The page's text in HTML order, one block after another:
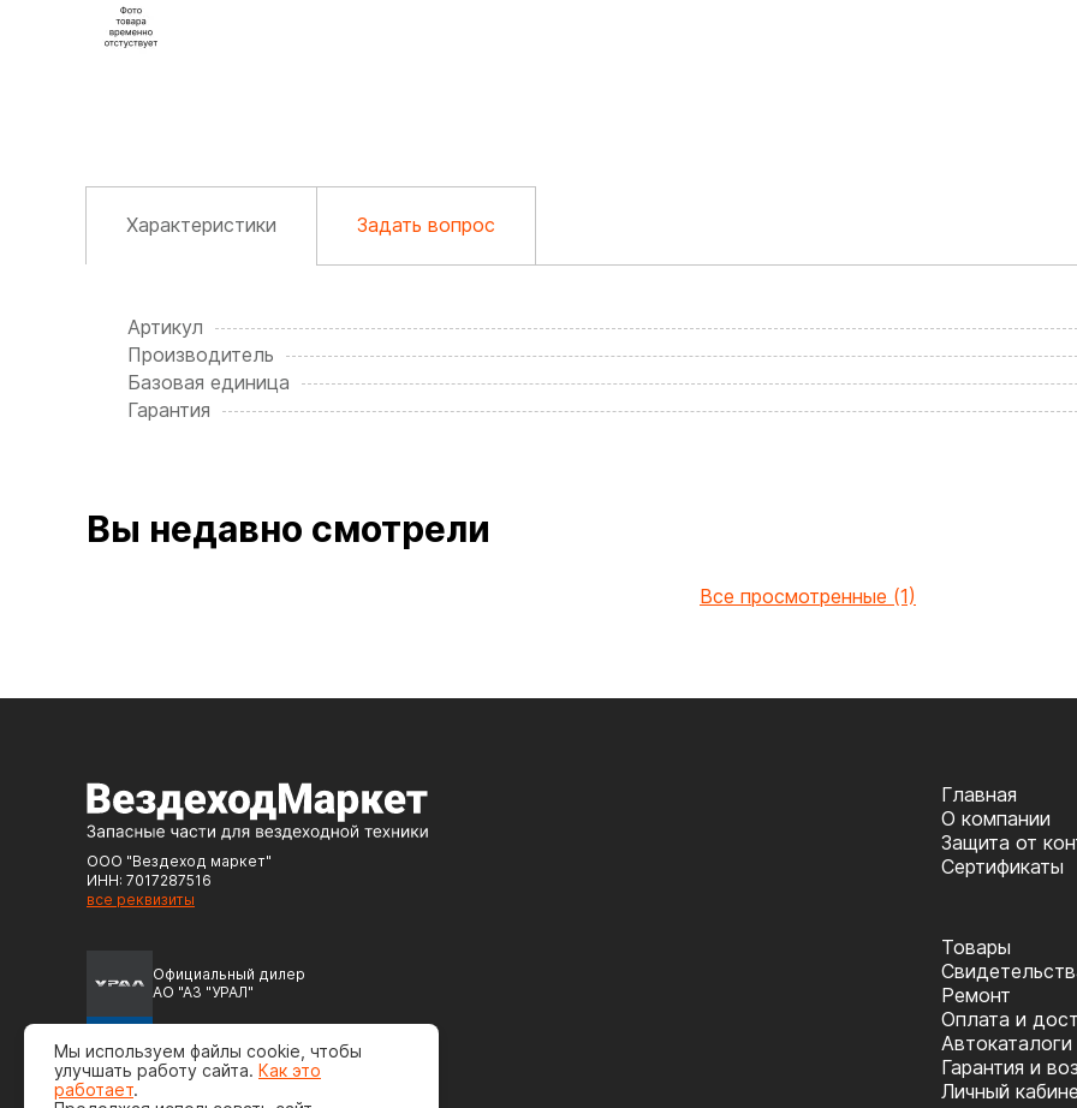
Характеристики Задать вопрос
Артикул
Производитель
Базовая единица
Гарантия
Вы недавно смотрели
Все просмотренные (1)
ООО "Вездеход маркет"
ИНН: 7017287516
все реквизиты
Официальный дилер
АО "АЗ "УРАЛ"
Официальный дилер
ПАО "Автодизель" (ЯМЗ)
Главная
О компании
Защита от
Сертификаты
Товары
Ремонт
Оплата и
Автокаталоги
Гарантия и
Личный
Мы используем файлы cookie, чтобы
улучшать работу сайта. Как это
работает.